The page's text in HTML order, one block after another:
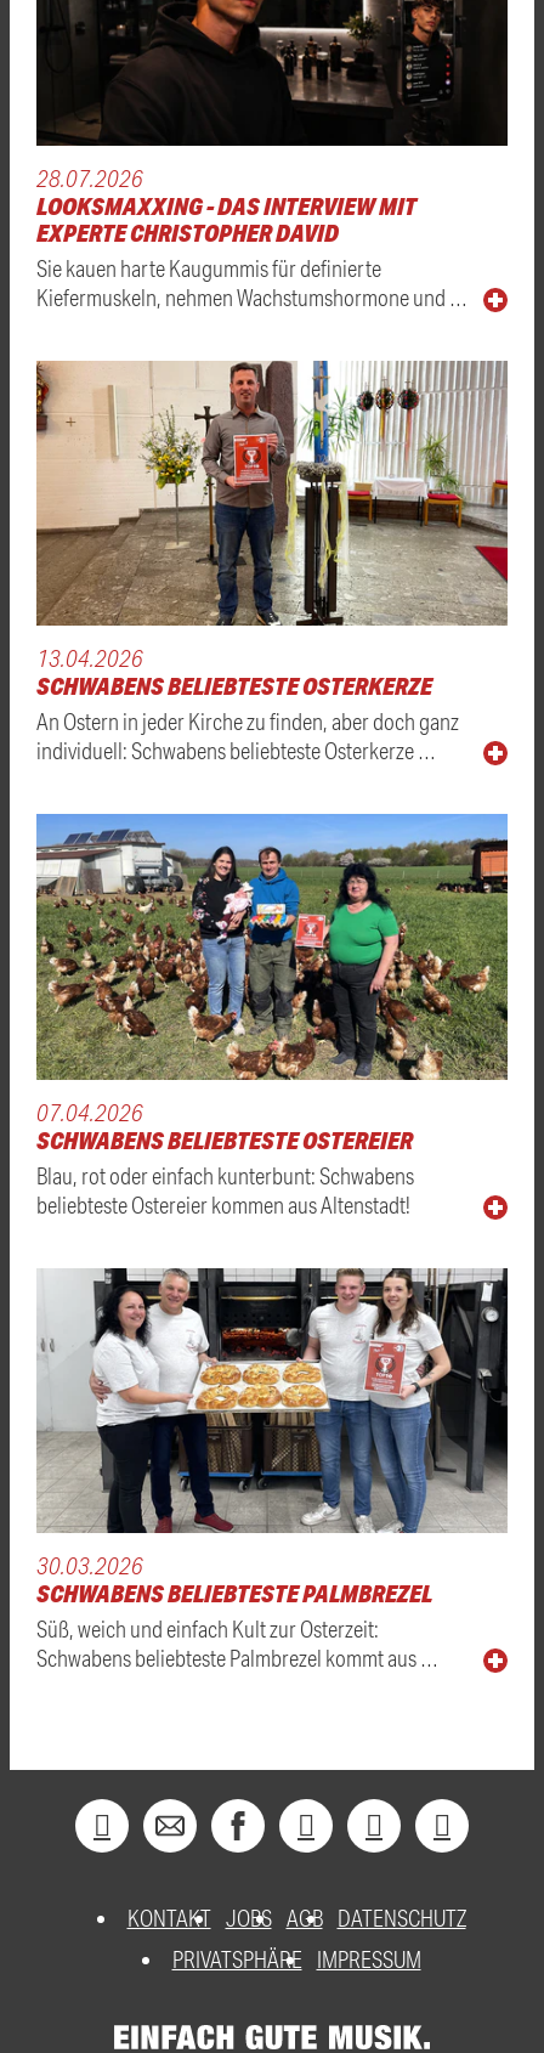
28.07.2026
LOOKSMAXXING - DAS INTERVIEW MIT
EXPERTE CHRISTOPHER DAVID
Sie kauen harte Kaugummis für definierte
Kiefermuskeln, nehmen Wachstumshormone und …
13.04.2026
SCHWABENS BELIEBTESTE OSTERKERZE
An Ostern in jeder Kirche zu finden, aber doch ganz
individuell: Schwabens beliebteste Osterkerze …
07.04.2026
SCHWABENS BELIEBTESTE OSTEREIER
Blau, rot oder einfach kunterbunt: Schwabens
beliebteste Ostereier kommen aus Altenstadt!
30.03.2026
SCHWABENS BELIEBTESTE PALMBREZEL
Süß, weich und einfach Kult zur Osterzeit:
Schwabens beliebteste Palmbrezel kommt aus …
KONTAKT JOBS AGB DATENSCHUTZ
PRIVATSPHÄRE
IMPRESSUM